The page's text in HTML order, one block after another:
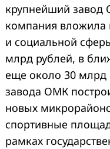
крупнейший завод
компания вложила
и социальной
млрд рублей, в
еще около 30 млрд
завода ОМК
новых
спортивные
рамках